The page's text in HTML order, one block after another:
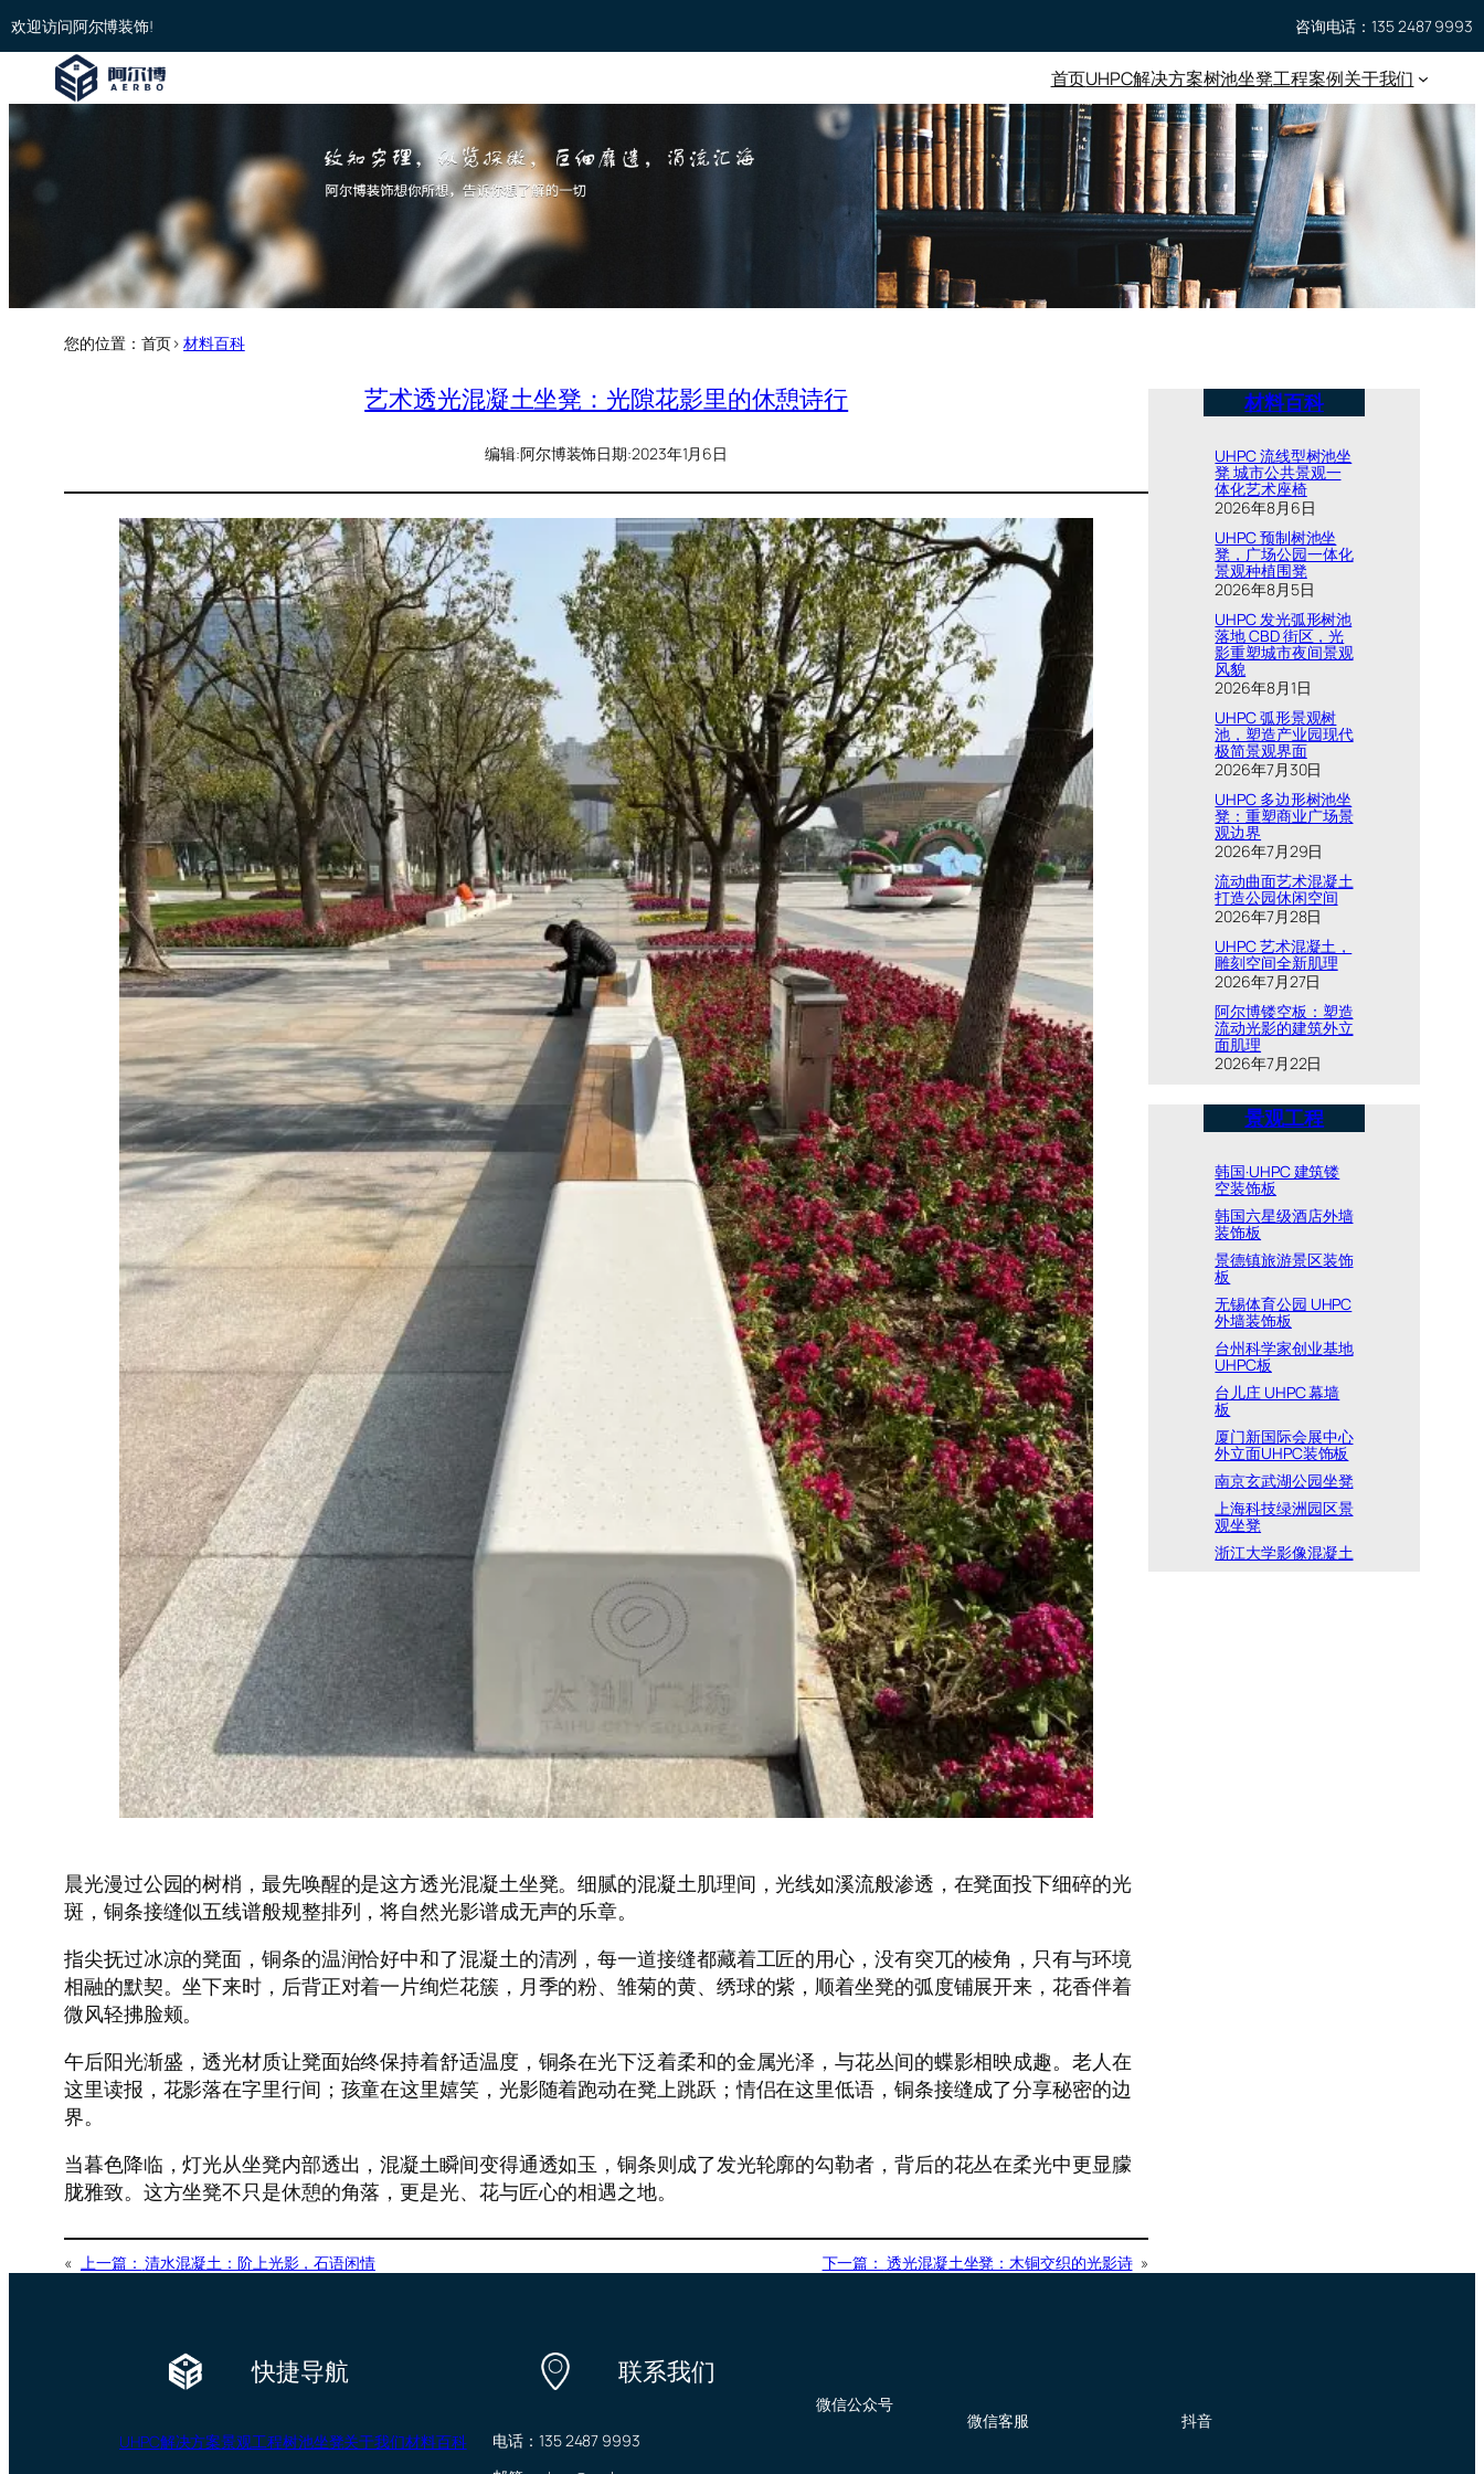
欢迎访问阿尔博装饰! 咨询电话：135 2487 9993
首页UHPC解决方案树池坐凳工程案例关于我们
您的位置：首页>材料百科
艺术透光混凝土坐凳：光隙花影里的休憩诗行
编辑:阿尔博装饰日期:2023年1月6日
晨光漫过公园的树梢，最先唤醒的是这方透光混凝土坐凳。细腻的混凝土肌理间，光线如溪流般渗透，在凳面投下细碎的光
斑，铜条接缝似五线谱般规整排列，将自然光影谱成无声的乐章。
指尖抚过冰凉的凳面，铜条的温润恰好中和了混凝土的清冽，每一道接缝都藏着工匠的用心，没有突兀的棱角，只有与环境
相融的默契。坐下来时，后背正对着一片绚烂花簇，月季的粉、雏菊的黄、绣球的紫，顺着坐凳的弧度铺展开来，花香伴着
微风轻拂脸颊。
午后阳光渐盛，透光材质让凳面始终保持着舒适温度，铜条在光下泛着柔和的金属光泽，与花丛间的蝶影相映成趣。老人在
这里读报，花影落在字里行间；孩童在这里嬉笑，光影随着跑动在凳上跳跃；情侣在这里低语，铜条接缝成了分享秘密的边
界。
当暮色降临，灯光从坐凳内部透出，混凝土瞬间变得通透如玉，铜条则成了发光轮廓的勾勒者，背后的花丛在柔光中更显朦
胧雅致。这方坐凳不只是休憩的角落，更是光、花与匠心的相遇之地。
« 上一篇： 清水混凝土：阶上光影，石语闲情 下一篇： 透光混凝土坐凳：木铜交织的光影诗 »
材料百科
UHPC 流线型树池坐
凳 城市公共景观一
体化艺术座椅
2026年8月6日
UHPC 预制树池坐
凳，广场公园一体化
景观种植围凳
2026年8月5日
UHPC 发光弧形树池
落地 CBD 街区，光
影重塑城市夜间景观
风貌
2026年8月1日
UHPC 弧形景观树
池，塑造产业园现代
极简景观界面
2026年7月30日
UHPC 多边形树池坐
凳：重塑商业广场景
观边界
2026年7月29日
流动曲面艺术混凝土
打造公园休闲空间
2026年7月28日
UHPC 艺术混凝土，
雕刻空间全新肌理
2026年7月27日
阿尔博镂空板：塑造
流动光影的建筑外立
面肌理
2026年7月22日
景观工程
韩国·UHPC 建筑镂
空装饰板
韩国六星级酒店外墙
装饰板
景德镇旅游景区装饰
板
无锡体育公园 UHPC
外墙装饰板
台州科学家创业基地
UHPC板
台儿庄 UHPC 幕墙
板
厦门新国际会展中心
外立面UHPC装饰板
南京玄武湖公园坐凳
上海科技绿洲园区景
观坐凳
浙江大学影像混凝土
快捷导航
UHPC解决方案景观工程树池坐凳关于我们材料百科
联系我们
电话：135 2487 9993
微信公众号
微信客服 抖音